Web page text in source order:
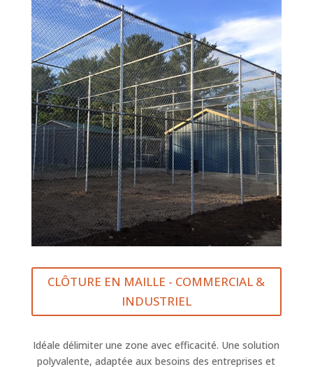
CLÔTURE EN MAILLE - COMMERCIAL &
INDUSTRIEL
Idéale délimiter une zone avec efficacité. Une solution
polyvalente, adaptée aux besoins des entreprises et